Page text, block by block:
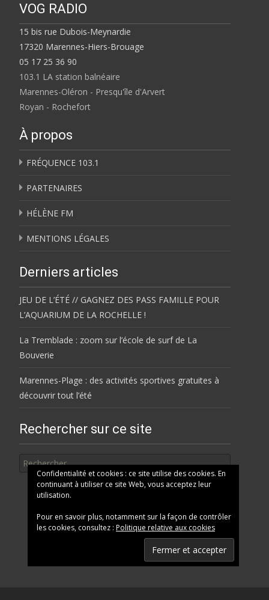
VOG RADIO
15 bis rue Dubois-Meynardie
17320 Marennes-Hiers-Brouage
05 17 25 36 90
103.1 LA station balnéaire
Marennes-Oléron - Presqu'île d'Arvert
Royan - Rochefort
À propos
FRÉQUENCE 103.1
PARTENAIRES
HÉLÈNE FM
MENTIONS LÉGALES
Derniers articles
JEU DE L’ÉTÉ // GAGNEZ DES PASS FAMILLE POUR
L’AQUARIUM DE LA ROCHELLE !
La Tremblade : zoom sur l’école de surf de La
Bouverie
Marennes-Plage : des activités sportives gratuites à
découvrir tout l’été
Rechercher sur ce site
Confidentialité et cookies : ce site utilise des cookies. En
continuant à utiliser ce site Web, vous acceptez leur
utilisation.
Pour en savoir plus, notamment sur la façon de contrôler
les cookies, consultez : Politique relative aux cookies